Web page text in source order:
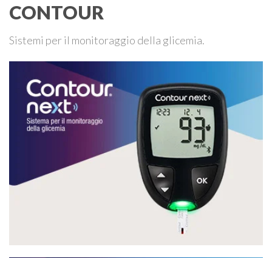
CONTOUR
Sistemi per il monitoraggio della glicemia.